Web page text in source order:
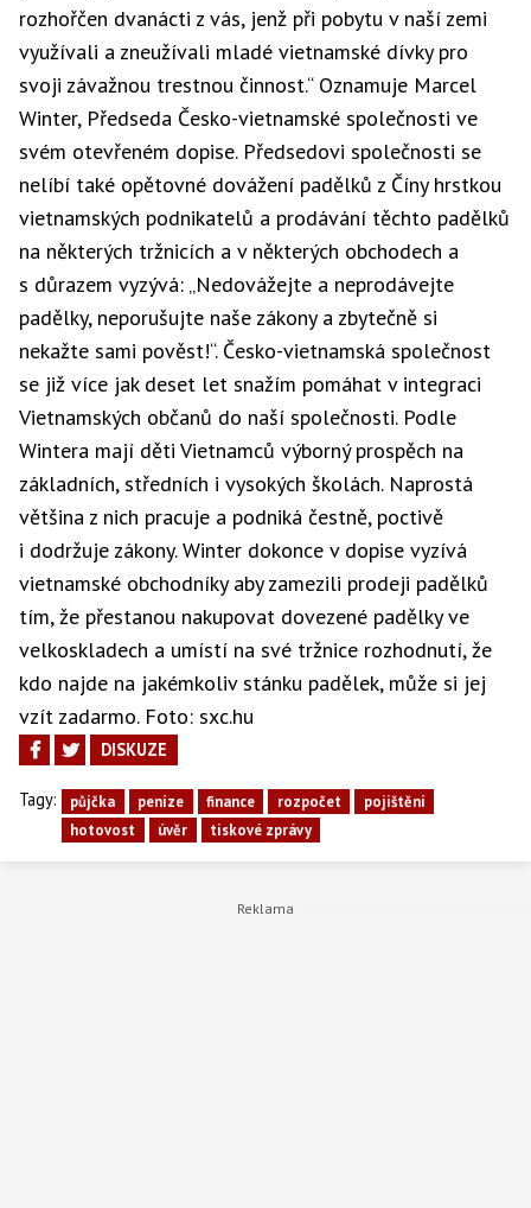
rozhořčen dvanácti z vás, jenž při pobytu v naší zemi
využívali a zneužívali mladé vietnamské dívky pro
svoji závažnou trestnou činnost.“ Oznamuje Marcel
Winter, Předseda Česko-vietnamské společnosti ve
svém otevřeném dopise. Předsedovi společnosti se
nelíbí také opětovné dovážení padělků z Číny hrstkou
vietnamských podnikatelů a prodávání těchto padělků
na některých tržnicích a v některých obchodech a
s důrazem vyzývá: „Nedovážejte a neprodávejte
padělky, neporušujte naše zákony a zbytečně si
nekažte sami pověst!“. Česko-vietnamská společnost
se již více jak deset let snažím pomáhat v integraci
Vietnamských občanů do naší společnosti. Podle
Wintera mají děti Vietnamců výborný prospěch na
základních, středních i vysokých školách. Naprostá
většina z nich pracuje a podniká čestně, poctivě
i dodržuje zákony. Winter dokonce v dopise vyzívá
vietnamské obchodníky aby zamezili prodeji padělků
tím, že přestanou nakupovat dovezené padělky ve
velkoskladech a umístí na své tržnice rozhodnutí, že
kdo najde na jakémkoliv stánku padělek, může si jej
vzít zadarmo. Foto: sxc.hu
DISKUZE
Tagy: půjčka peníze finance rozpočet
pojištění
hotovost
úvěr tiskové zprávy